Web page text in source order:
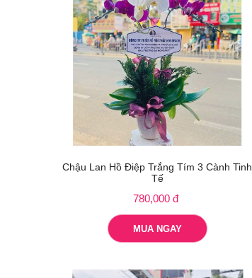
Chậu Lan Hồ Điệp Trắng Tím 3 Cành Tinh
Tế
780,000 đ
MUA NGAY